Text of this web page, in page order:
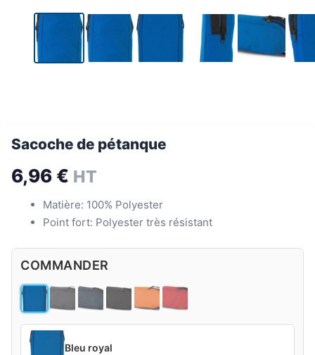
Sacoche de pétanque
6,96 € HT
Matière: 100% Polyester
Point fort: Polyester très résistant
COMMANDER
Bleu royal